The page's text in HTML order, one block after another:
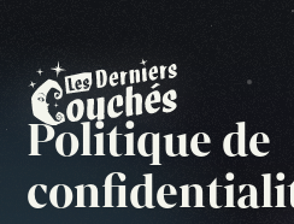
Skip
content
Politique de